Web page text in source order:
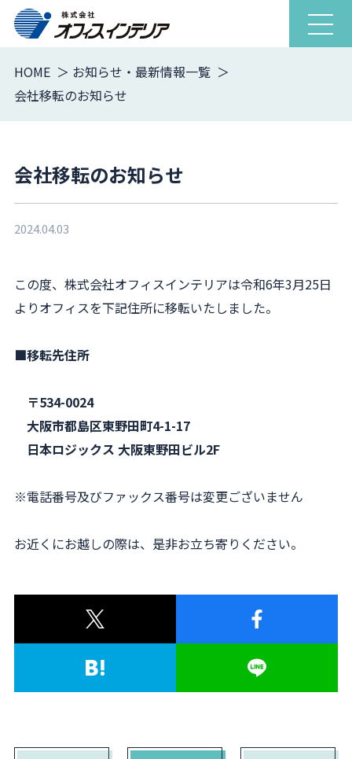
ナ
ビ
ョ
閉
HOME
お知らせ・最新情報一覧
会社移転のお知らせ
会社移転のお知らせ
2024.04.03
この度、株式会社オフィスインテリアは令和6年3月25日
よりオフィスを下記住所に移転いたしました。
■移転先住所
〒534-0024
大阪市都島区東野田町4-1-17
日本ロジックス 大阪東野田ビル2F
※電話番号及びファックス番号は変更ございません
お近くにお越しの際は、是非お立ち寄りください。